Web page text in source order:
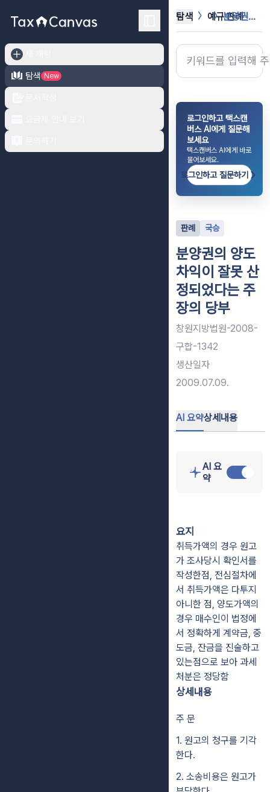
탐색
New
탐색 예규·판례 분양권의 양도차익이 잘못 산정되었다는...
로그인하고 택스캔
버스 AI에게 질문해
보세요
택스캔버스 AI에게 바로
물어보세요.
로그인하고 질문하기
판례 국승
분양권의 양도
차익이 잘못 산
정되었다는 주
장의 당부
창원지방법원-2008-
구합-1342
생산일자
2009.07.09.
AI 요약상세내용
AI 요
약
요지
취득가액의 경우 원고
가 조사당시 확인서를
작성한점, 전심절차에
서 취득가액은 다투지
아니한 점, 양도가액의
경우 매수인이 법정에
서 정확하게 계약금, 중
도금, 잔금을 진술하고
있는점으로 보아 과세
처분은 정당함
상세내용
주 문
1. 원고의 청구를 기각
한다.
2. 소송비용은 원고가